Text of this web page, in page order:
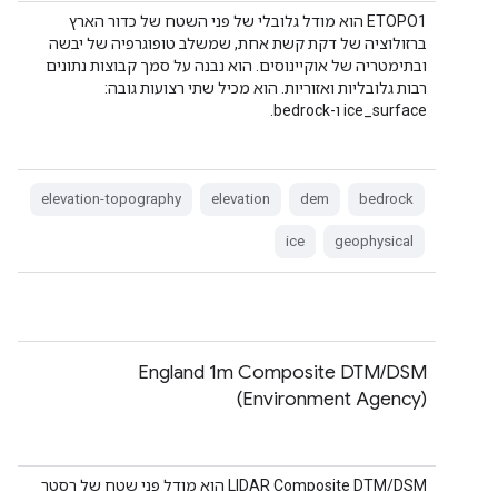
‫ETOPO1 הוא מודל גלובלי של פני השטח של כדור הארץ
ברזולוציה של דקת קשת אחת, שמשלב טופוגרפיה של יבשה
ובתימטריה של אוקיינוסים. הוא נבנה על סמך קבוצות נתונים
רבות גלובליות ואזוריות. הוא מכיל שתי רצועות גובה:
ice_surface ו-bedrock.
bedrock
dem
elevation
elevation-topography
geophysical
ice
‫England 1m Composite DTM/DSM
(Environment Agency)
‫LIDAR Composite DTM/DSM הוא מודל פני שטח של רסטר